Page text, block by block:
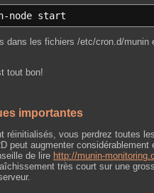
node start
dans les fichiers /etc/cron.d/munin
tout bon!
importantes
réinitialisés, vous perdrez toutes
peut augmenter
de lire http://munin-
très court sur une